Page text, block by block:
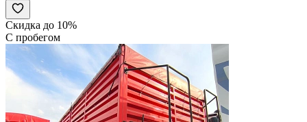
Скидка до 10%
С пробегом